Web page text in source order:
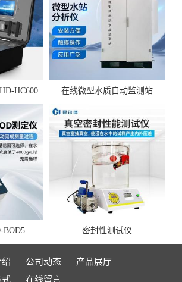
HC600 在线微型水质自动监测站
BOD5 密封性测试仪
公司动态
产品展厅
式 在线留言